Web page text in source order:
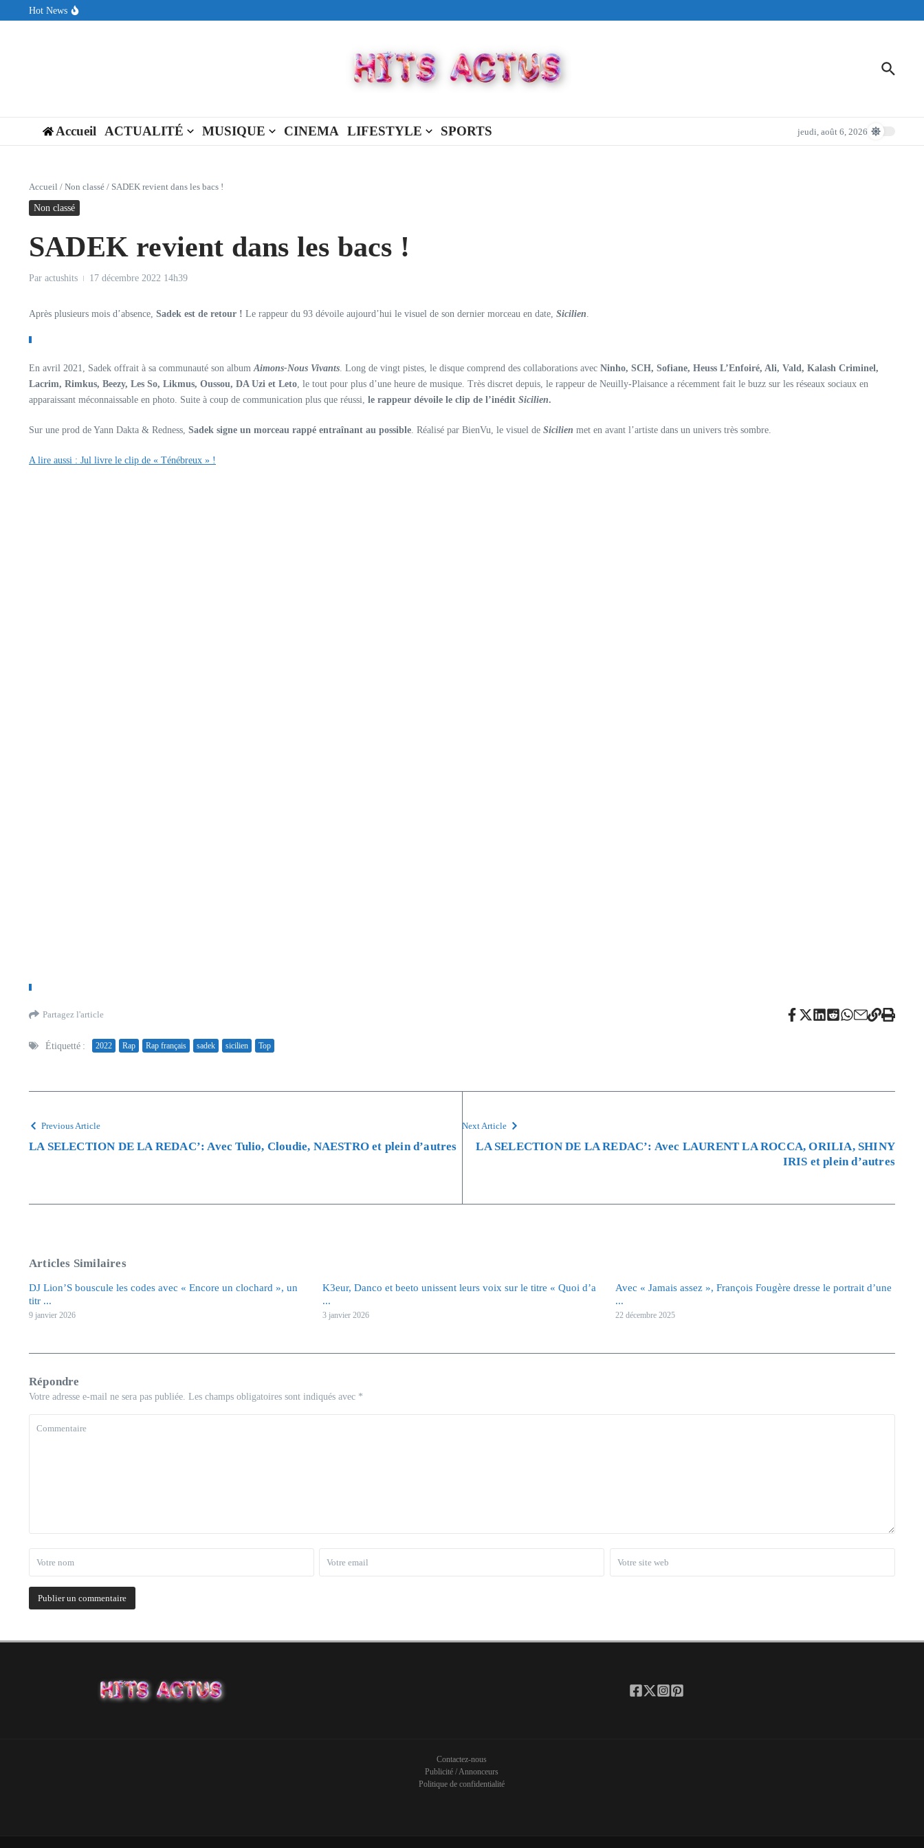
Aller au contenu
Hot News
Seth Walker transforme la douleur en hymne lumineux avec « Rearview Full Of You »
Accueil ACTUALITÉ MUSIQUE CINEMA LIFESTYLE SPORTS jeudi, août 6, 2026
Accueil / Non classé / SADEK revient dans les bacs !
Non classé
SADEK revient dans les bacs !
Par actushits 17 décembre 2022 14h39
Après plusieurs mois d’absence, Sadek est de retour ! Le rappeur du 93 dévoile aujourd’hui le visuel de son dernier morceau en date, Sicilien.
En avril 2021, Sadek offrait à sa communauté son album Aimons-Nous Vivants . Long de vingt pistes, le disque comprend des collaborations avec Ninho, SCH, Sofiane, Heuss L’Enfoiré, Ali, Vald, Kalash Criminel,
Lacrim, Rimkus, Beezy, Les So, Likmus, Oussou, DA Uzi et Leto , le tout pour plus d’une heure de musique. Très discret depuis, le rappeur de Neuilly-Plaisance a récemment fait le buzz sur les réseaux sociaux en
apparaissant méconnaissable en photo. Suite à coup de communication plus que réussi, le rappeur dévoile le clip de l’inédit Sicilien.
Sur une prod de Yann Dakta & Redness, Sadek signe un morceau rappé entraînant au possible . Réalisé par BienVu, le visuel de Sicilien met en avant l’artiste dans un univers très sombre.
A lire aussi : Jul livre le clip de « Ténébreux » !
Partagez l'article
Étiquetté : 2022 Rap Rap français sadek sicilien Top
Previous Article
LA SELECTION DE LA REDAC’: Avec Tulio, Cloudie, NAESTRO et plein d’autres
Next Article
LA SELECTION DE LA REDAC’: Avec LAURENT LA ROCCA, ORILIA, SHINY
IRIS et plein d’autres
Articles Similaires
DJ Lion’S bouscule les codes avec « Encore un clochard », un
titr ...
9 janvier 2026
K3eur, Danco et beeto unissent leurs voix sur le titre « Quoi d’a
...
3 janvier 2026
Avec « Jamais assez », François Fougère dresse le portrait d’une
...
22 décembre 2025
Répondre
Votre adresse e-mail ne sera pas publiée. Les champs obligatoires sont indiqués avec *
Contactez-nous
Publicité / Annonceurs
Politique de confidentialité